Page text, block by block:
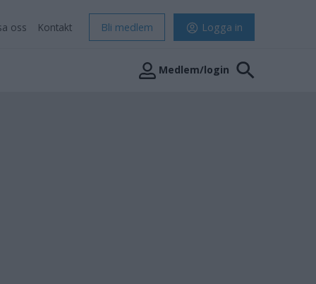
oss Kontakt Bli medlem Logga in
Medlem/login